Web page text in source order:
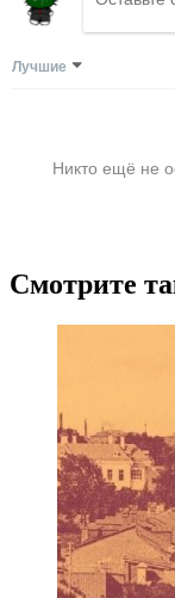
Лучшие
Никто ещё не
Смотрите